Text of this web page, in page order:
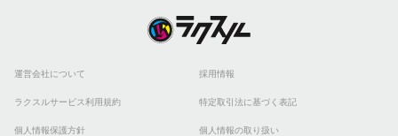
運営会社について 採用情報
ラクスルサービス利用規約 特定取引法に基づく表記
個人情報保護方針 個人情報の取り扱い